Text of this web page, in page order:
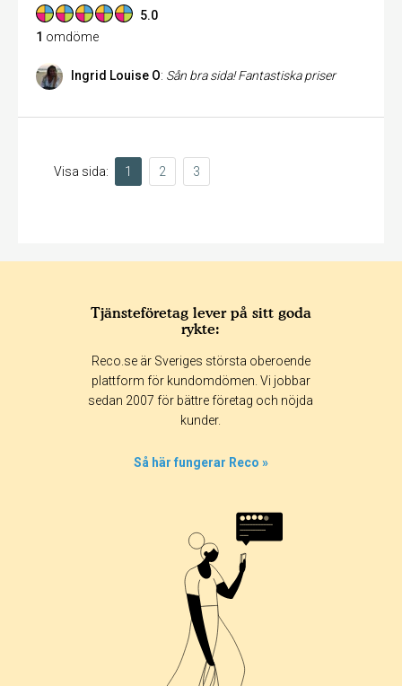
5.0
1 omdöme
Ingrid Louise O: Sån bra sida! Fantastiska priser
Visa sida: 1 2 3
Tjänsteföretag lever på sitt goda
rykte:
Reco.se är Sveriges största oberoende
plattform för kundomdömen. Vi jobbar
sedan 2007 för bättre företag och nöjda
kunder.
Så här fungerar Reco »